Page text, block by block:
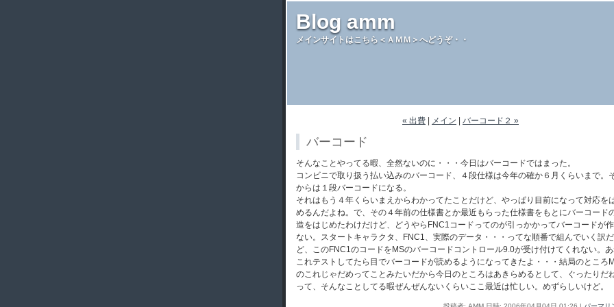
Blog amm
メインサイトはこちら＜ＡＭＭ＞へどうぞ・・
« 出費 メイン バーコード２ »
バーコード
そんなことやってる暇、全然ないのに・・・今日はバーコードではまった。
コンビニで取り扱う払い込みのバーコード、４段仕様は今年の確か６月くらいまで。
からは１段バーコードになる。
それはもう４年くらいまえからわかってたことだけど、やっぱり目前になって対応を
めるんだよね。で、その４年前の仕様書とか最近もらった仕様書をもとにバーコード
造をはじめたわけだけど、どうやらFNC1コードってのが引っかかってバーコードが
ない。スタートキャラクタ、FNC1、実際のデータ・・・ってな順番で組んでいく訳
ど、このFNC1のコードをMSのバーコードコントロール9.0が受け付けてくれない。
これテストしてたら目でバーコードが読めるようになってきたよ・・・結局のところ
のこれじゃだめってことみたいだから今日のところはあきらめるとして、ぐったりだね
って、そんなことしてる暇ぜんぜんないくらいここ最近は忙しい。めずらしいけど。